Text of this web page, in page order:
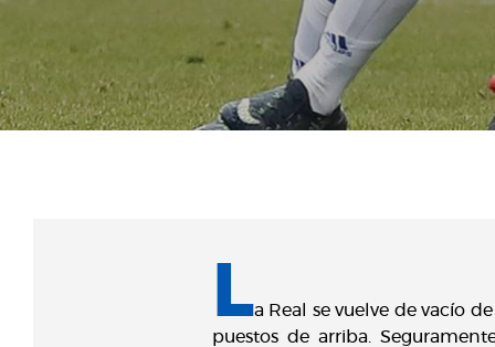
La Real se vuelve de vacío
puestos de arriba.